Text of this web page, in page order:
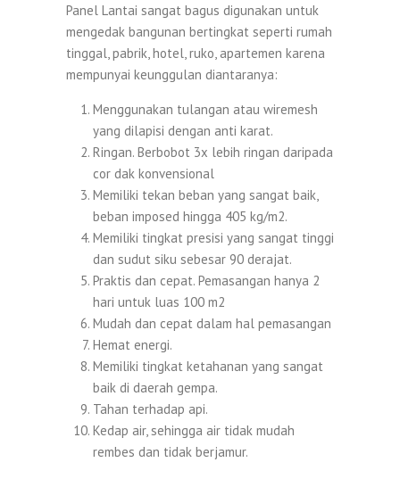
Panel Lantai sangat bagus digunakan untuk
mengedak bangunan bertingkat seperti rumah
tinggal, pabrik, hotel, ruko, apartemen karena
mempunyai keunggulan diantaranya:
Menggunakan tulangan atau wiremesh
yang dilapisi dengan anti karat.
Ringan. Berbobot 3x lebih ringan daripada
cor dak konvensional
Memiliki tekan beban yang sangat baik,
beban imposed hingga 405 kg/m2.
Memiliki tingkat presisi yang sangat tinggi
dan sudut siku sebesar 90 derajat.
Praktis dan cepat. Pemasangan hanya 2
hari untuk luas 100 m2
Mudah dan cepat dalam hal pemasangan
Hemat energi.
Memiliki tingkat ketahanan yang sangat
baik di daerah gempa.
Tahan terhadap api.
Kedap air, sehingga air tidak mudah
rembes dan tidak berjamur.